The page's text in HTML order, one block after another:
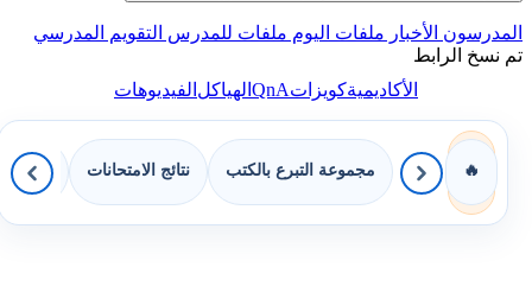
المدرسون الأخبار ملفات اليوم ملفات للمدرس التقويم المدرسي
تم نسخ الرابط
الأكاديميةكويزاتQnAالهياكلالفيديوهات
🔥 مجموعة التبرع بالكتب نتائج الامتحانات